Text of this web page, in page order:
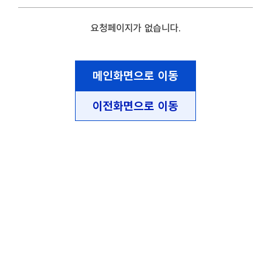
요청페이지가 없습니다.
메인화면으로 이동
이전화면으로 이동